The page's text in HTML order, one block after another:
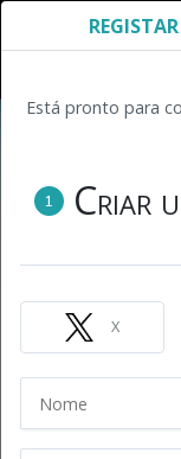
REGISTAR
Está pronto para
1 Criar
X